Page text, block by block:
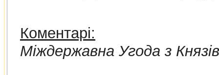
Коментарі:
Мiждержавна Угода з